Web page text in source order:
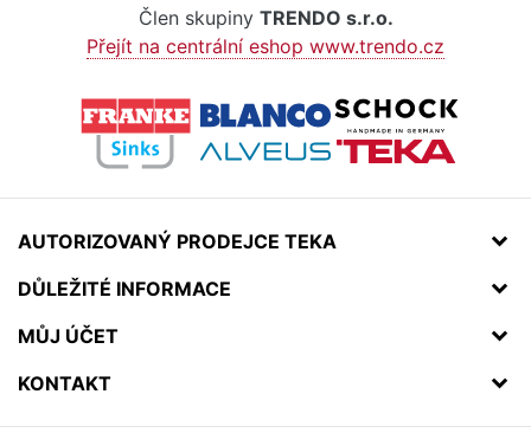
Člen skupiny TRENDO s.r.o.
Přejít na centrální eshop www.trendo.cz
AUTORIZOVANÝ PRODEJCE TEKA
DŮLEŽITÉ INFORMACE
MŮJ ÚČET
KONTAKT